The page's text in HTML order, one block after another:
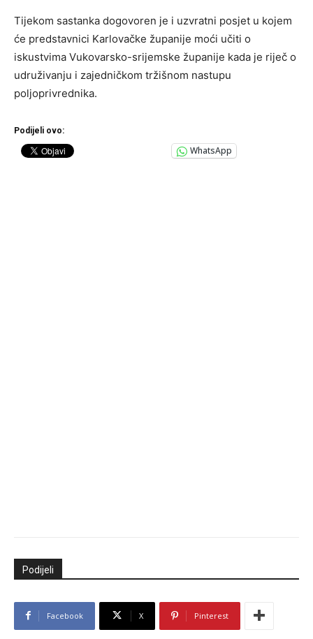
Tijekom sastanka dogovoren je i uzvratni posjet u kojem
će predstavnici Karlovačke županije moći učiti o
iskustvima Vukovarsko-srijemske županije kada je riječ o
udruživanju i zajedničkom tržišnom nastupu
poljoprivrednika.
Podijeli ovo:
WhatsApp
Podijeli
Facebook X Pinterest